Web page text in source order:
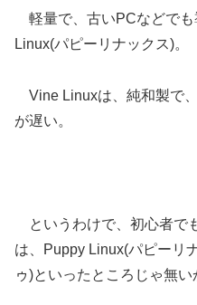
軽量で、古いPCなどで
Linux(パピーリナックス)。
Vine Linuxは、純和製で
が遅い。
というわけで、初心者で
は、Puppy Linux(パピーリ
ゥ)といったところじゃ無い